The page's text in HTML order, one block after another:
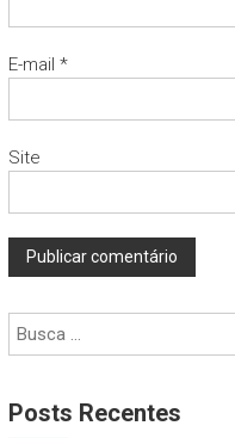
E-mail *
Site
Posts Recentes